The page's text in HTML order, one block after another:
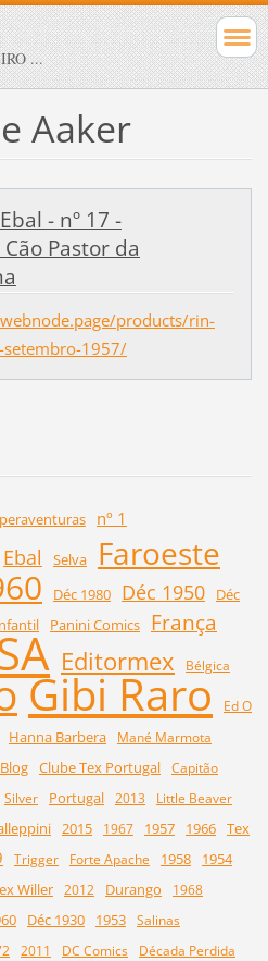
...
Aaker
- nº 17 -
Pastor da
products/rin-
setembro-1957/
nº 1
Ebal Selva Faroeste
Déc 1980 Déc 1950
Déc
Panini Comics França
Editormex Bélgica
Gibi Raro
Ed O
Hanna Barbera
Mané Marmota
Clube Tex Portugal Capitão
Silver Portugal 2013
Little Beaver
2015 1967 1957 1966 Tex
Trigger Forte Apache 1958
1954
Willer 2012 Durango
1968
Déc 1930 1953 Salinas
2011 DC Comics Década Perdida